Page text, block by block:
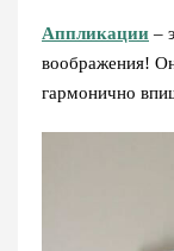
Аппликации –
воображения!
гармонично